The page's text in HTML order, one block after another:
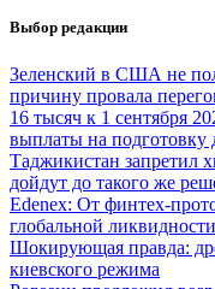
Выбор редакции
Зеленский в США не
причину провала
16 тысяч к 1 сентября
выплаты на подготовку
Таджикистан запретил
дойдут до такого же
Edenex: От финтех-
глобальной ликвидности
Шокирующая правда:
киевского режима